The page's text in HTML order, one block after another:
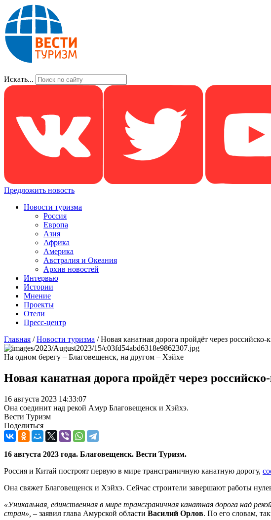
Искать...
Предложить новость
Новости туризма
Россия
Европа
Азия
Африка
Америка
Австралия и Океания
Архив новостей
Интервью
Истории
Мнение
Проекты
Отели
Пресс-центр
Главная /Новости туризма /Новая канатная дорога пройдёт через
На одном берегу – Благовещенск, на другом – Хэйхе
Новая канатная дорога пройдёт через
16 августа 2023 14:33:07
Она соединит над рекой Амур Благовещенск и Хэйхэ.
Вести Туризм
Поделиться
16 августа 2023 года. Благовещенск. Вести Туризм.
Россия и Китай построят первую в мире трансграничную канатную дорогу,
Она свяжет Благовещенск и Хэйхэ. Сейчас строители завершают работы
«Уникальная, единственная в мире трансграничная канатная дорога над
стран», – заявил глава Амурской области Василий Орлов. По его словам,